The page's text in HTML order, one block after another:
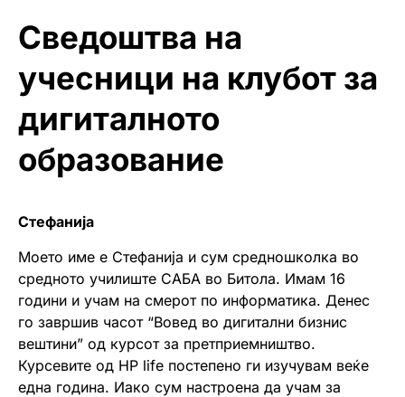
Сведоштва на
учесници на клубот за
дигиталното
образование
Стефанија
Моето име е Стефанија и сум средношколка во
средното училиште САБА во Битола. Имам 16
години и учам на смерот по информатика. Денес
го завршив часот “Вовед во дигитални бизнис
вештини” од курсот за претприемништво.
Курсевите од HP life постепено ги изучувам веќе
една година. Иако сум настроена да учам за